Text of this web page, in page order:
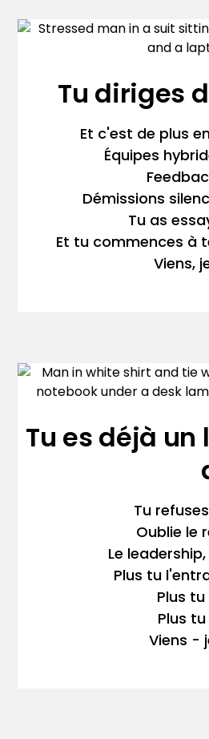
Tu diriges
Et c'est de plus
Équipes
Démissions
Tu as
Et tu commences à
Viens,
Tu es déjà
Tu
Oublie le
Le
Plus tu
Plus
Plus
Viens -